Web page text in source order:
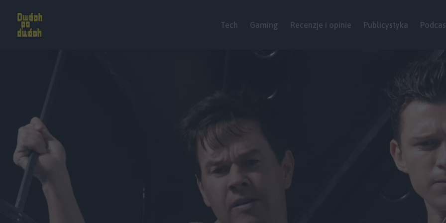
Tech Gaming Recenzje i opinie Publicystyka